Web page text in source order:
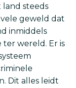
steeds
geweld dat
inmiddels
ter wereld. Er is
Dit alles leidt